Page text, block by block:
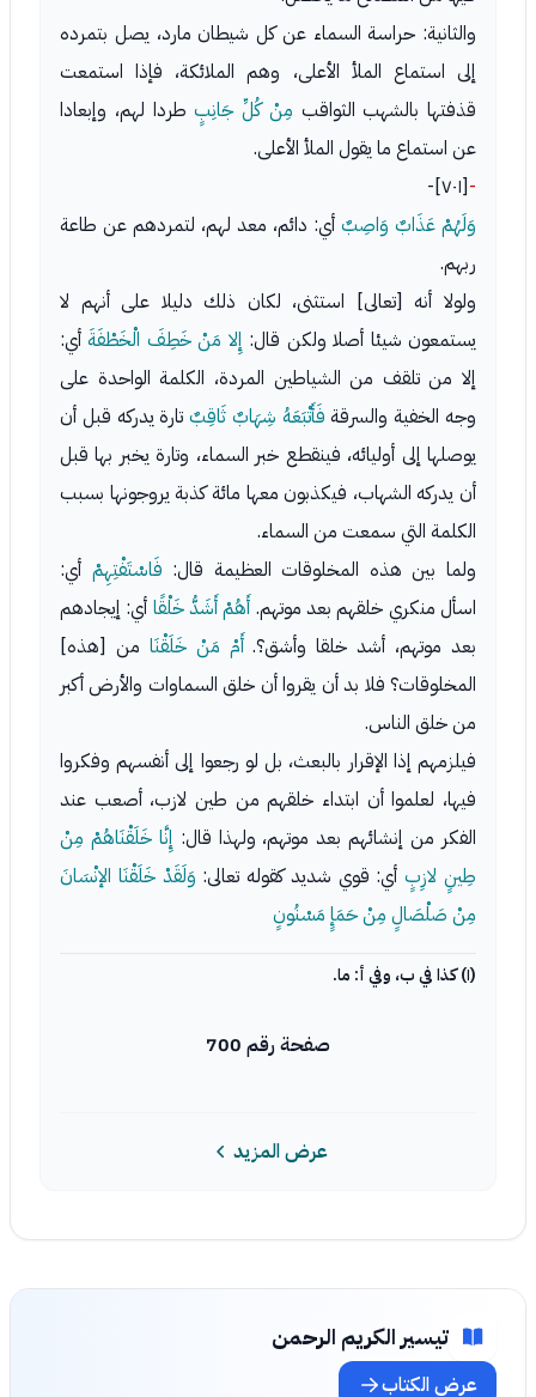
والثانية: حراسة السماء عن كل شيطان مارد، يصل بتمرده
إلى استماع الملأ الأعلى، وهم الملائكة، فإذا استمعت
قذفتها بالشهب الثواقب مِنْ كُلِّ جَانِبٍطردا لهم، وإبعادا
عن استماع ما يقول الملأ الأعلى.
-[٧٠١]-
وَلَهُمْ عَذَابٌ وَاصِبٌ أي: دائم، معد لهم، لتمردهم عن طاعة
ربهم.
ولولا أنه [تعالى] استثنى، لكان ذلك دليلا على أنهم لا
يستمعون شيئا أصلا ولكن قال: إِلا مَنْ خَطِفَ الْخَطْفَةَ أي:
إلا من تلقف من الشياطين المردة، الكلمة الواحدة على
وجه الخفية والسرقة فَأَتْبَعَهُ شِهَابٌ ثَاقِبٌتارة يدركه قبل أن
يوصلها إلى أوليائه، فينقطع خبر السماء، وتارة يخبر بها قبل
أن يدركه الشهاب، فيكذبون معها مائة كذبة يروجونها بسبب
الكلمة التي سمعت من السماء.
ولما بين هذه المخلوقات العظيمة قال: فَاسْتَفْتِهِمْ أي:
اسأل منكري خلقهم بعد موتهم. أَهُمْ أَشَدُّ خَلْقًا أي: إيجادهم
بعد موتهم، أشد خلقا وأشق؟.أَمْ مَنْ خَلَقْنَا من [هذه]
المخلوقات؟ فلا بد أن يقروا أن خلق السماوات والأرض أكبر
من خلق الناس.
فيلزمهم إذا الإقرار بالبعث، بل لو رجعوا إلى أنفسهم وفكروا
فيها، لعلموا أن ابتداء خلقهم من طين لازب، أصعب عند
الفكر من إنشائهم بعد موتهم، ولهذا قال: إِنَّا خَلَقْنَاهُمْ مِنْ
طِينٍ لازِبٍأي: قوي شديد كقوله تعالى: وَلَقَدْ خَلَقْنَا الإنْسَانَ
مِنْ صَلْصَالٍ مِنْ حَمَإٍ مَسْنُونٍ
(١) كذا في ب، وفي أ: ما.
صفحة رقم 700
عرض المزيد
تيسير الكريم الرحمن
عرض الكتاب